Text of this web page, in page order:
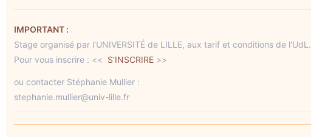
IMPORTANT :
Stage organisé par l'UNIVERSITÉ de LILLE, aux tarif et conditions de l'UdL.
Pour vous inscrire : << S'INSCRIRE >>
ou contacter Stéphanie Mullier :
stephanie.mullier@univ-lille.fr